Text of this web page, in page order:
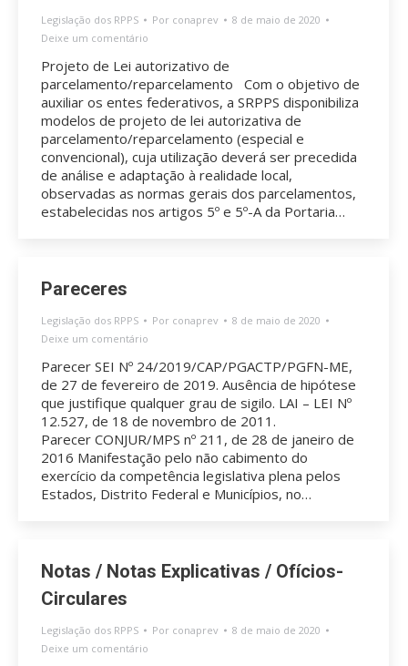
Legislação dos RPPS Por conaprev
8 de maio de 2020
Deixe um comentário
Projeto de Lei autorizativo de
parcelamento/reparcelamento Com o objetivo de
auxiliar os entes federativos, a SRPPS disponibiliza
modelos de projeto de lei autorizativa de
parcelamento/reparcelamento (especial e
convencional), cuja utilização deverá ser precedida
de análise e adaptação à realidade local,
observadas as normas gerais dos parcelamentos,
estabelecidas nos artigos 5º e 5º-A da Portaria…
Pareceres
Legislação dos RPPS Por conaprev
8 de maio de 2020
Deixe um comentário
Parecer SEI Nº 24/2019/CAP/PGACTP/PGFN-ME,
de 27 de fevereiro de 2019. Ausência de hipótese
que justifique qualquer grau de sigilo. LAI – LEI Nº
12.527, de 18 de novembro de 2011.
Parecer CONJUR/MPS nº 211, de 28 de janeiro de
2016 Manifestação pelo não cabimento do
exercício da competência legislativa plena pelos
Estados, Distrito Federal e Municípios, no…
Notas / Notas Explicativas / Ofícios-
Circulares
Legislação dos RPPS Por conaprev
8 de maio de 2020
Deixe um comentário